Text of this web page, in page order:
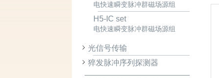
电快速瞬变脉冲群磁场源组
H5-IC set
电快速瞬变脉冲群磁场源组
光信号传输
猝发脉冲序列探测器